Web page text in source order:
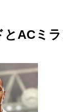
とACミ